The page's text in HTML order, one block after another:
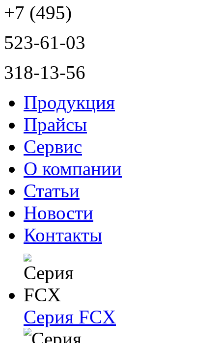
+7 (495)
523-61-03
318-13-56
Продукция
Прайсы
Сервис
О компании
Статьи
Новости
Контакты
Серия FCX